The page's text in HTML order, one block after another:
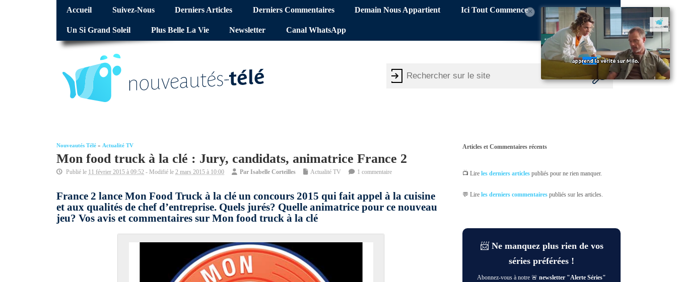
Accueil Suivez-Nous Derniers Articles Derniers Commentaires Demain Nous Appartient Ici Tout Commence
Un Si Grand Soleil Plus Belle La Vie Newsletter Canal WhatsApp
Nouveautés Télé » Actualité TV
Mon food truck à la clé : Jury, candidats, animatrice France 2
Publié le 11 février 2015 à 09:52 - Modifié le 2 mars 2015 à 10:00 Par Isabelle Corteilles Actualité TV 1 commentaire
France 2 lance Mon Food Truck à la clé un concours 2015 qui fait appel à la cuisine
et aux qualités de chef d’entreprise. Quels jurés? Quelle animatrice pour ce nouveau
jeu? Vos avis et commentaires sur Mon food truck à la clé
×
Articles et Commentaires récents
📺 Lireles derniers articles publiés pour ne rien manquer.
💬 Lireles derniers commentaires publiés sur les articles.
📨 Ne manquez plus rien de vos
séries préférées !
Abonnez-vous à notre 🚨newsletter "Alerte Séries"